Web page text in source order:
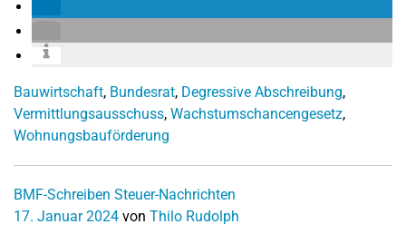
Bauwirtschaft, Bundesrat, Degressive Abschreibung,
Vermittlungsausschuss, Wachstumschancengesetz,
Wohnungsbauförderung
BMF-Schreiben Steuer-Nachrichten
17. Januar 2024 von Thilo Rudolph